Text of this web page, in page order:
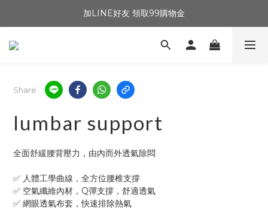
加LINE好友 領取99購物金
Share
lumbar support
全面舒緩腰背壓力，由內而外透氣除悶
✅ 人體工學曲線，全方位腰椎支撐
✅ 空氣纖維內材，Q彈支撐，舒適透氣
✅ 網眼透氣布套，快速排除熱氣